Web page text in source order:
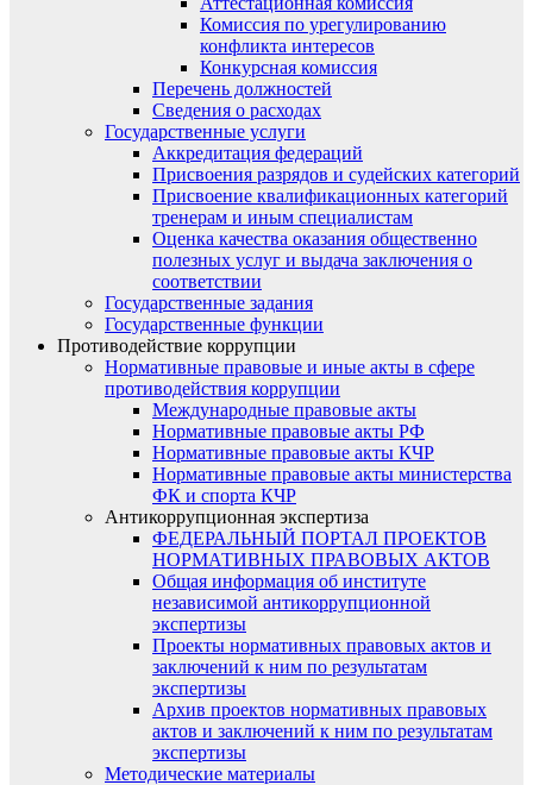
Комиссия по урегулированию
конфликта интересов
Конкурсная комиссия
Перечень должностей
Сведения о расходах
Государственные услуги
Аккредитация федераций
Присвоения разрядов и судейских категорий
Присвоение квалификационных категорий
тренерам и иным специалистам
Оценка качества оказания общественно
полезных услуг и выдача заключения о
соответствии
Государственные задания
Государственные функции
Противодействие коррупции
Нормативные правовые и иные акты в сфере
противодействия коррупции
Международные правовые акты
Нормативные правовые акты РФ
Нормативные правовые акты КЧР
Нормативные правовые акты министерства
ФК и спорта КЧР
Антикоррупционная экспертиза
ФЕДЕРАЛЬНЫЙ ПОРТАЛ ПРОЕКТОВ
НОРМАТИВНЫХ ПРАВОВЫХ АКТОВ
Общая информация об институте
независимой антикоррупционной
экспертизы
Проекты нормативных правовых актов и
заключений к ним по результатам
экспертизы
Архив проектов нормативных правовых
актов и заключений к ним по результатам
экспертизы
Методические материалы